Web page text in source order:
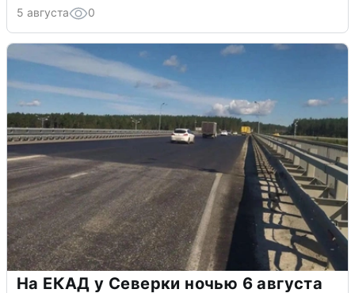
5 августа 0
На ЕКАД у Северки ночью 6 августа